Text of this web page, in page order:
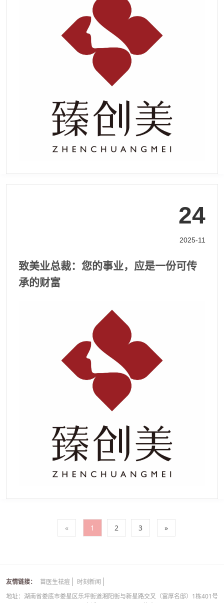
24
2025-11
致美业总裁：您的事业，应是一份可传
承的财富
« 1 2 3 »
友情链接： 苗医生祛痘
时刻新闻
地址：湖南省娄底市娄星区乐坪街道湘阳街与新星路交叉（富厚名邸）1栋401号